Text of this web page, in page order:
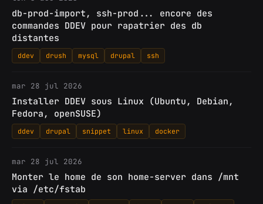
db-prod-import, ssh-prod... encore des
commandes DDEV pour rapatrier des db
distantes
ddev drush mysql drupal ssh
mar 28 jul 2026
Installer DDEV sous Linux (Ubuntu, Debian,
Fedora, openSUSE)
ddev drupal snippet linux docker
mar 28 jul 2026
Monter le home de son home-server dans /mnt
via /etc/fstab